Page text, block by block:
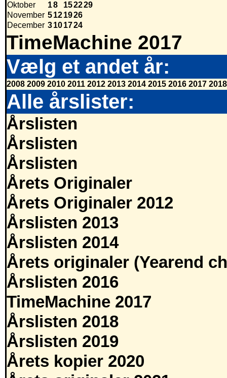
Oktober
18 152229
November 5121926
December 3101724
TimeMachine 2017
Vælg et andet år:
2008 2009 2010 2011 2012 2013 2014 2015 2016 2017 2018
Alle årslister:
Årslisten
Årslisten
Årslisten
Årets Originaler
Årets Originaler 2012
Årslisten 2013
Årslisten 2014
Årets originaler (Yearend
Årslisten 2016
TimeMachine 2017
Årslisten 2018
Årslisten 2019
Årets kopier 2020